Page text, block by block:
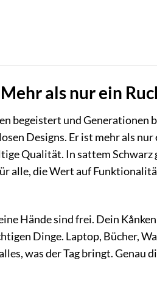
als nur ein
begeistert und Generationen
Designs. Er ist mehr als nur
Qualität. In sattem
alle, die Wert auf
Hände sind frei. Dein
Dinge. Laptop, Bücher,
was der Tag bringt. Genau